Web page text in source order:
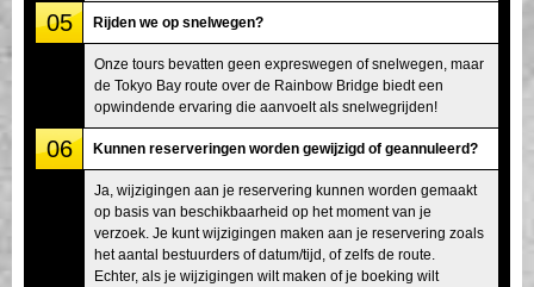
05 Rijden we op snelwegen?
Onze tours bevatten geen expreswegen of snelwegen, maar
de Tokyo Bay route over de Rainbow Bridge biedt een
opwindende ervaring die aanvoelt als snelwegrijden!
06 Kunnen reserveringen worden gewijzigd of geannuleerd?
Ja, wijzigingen aan je reservering kunnen worden gemaakt
op basis van beschikbaarheid op het moment van je
verzoek. Je kunt wijzigingen maken aan je reservering zoals
het aantal bestuurders of datum/tijd, of zelfs de route.
Echter, als je wijzigingen wilt maken of je boeking wilt